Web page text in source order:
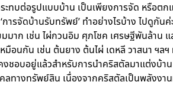
ะทบต่อรูปแบบบ้าน เป็นเพียงการจัด หรือ
รจัดบ้านรับทรัพย์’ ทำอย่างไรบ้าง ไปดูกัน
าก เช่น ไผ่กวนอิม ศุภโชค เศรษฐีพันล้าน
นกัน เช่น ต้นยาง ต้นไผ่ เดหลี วาสนา ฯล
อบอยู่แล้วสำหรับการนำคริสตัลมาแต่งบ้า
างทรัพย์สิน เนื่องจากคริสตัลเป็นพลังงาน